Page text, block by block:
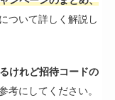
ついて詳しく解説し
けれど招待コードの
考にしてください。